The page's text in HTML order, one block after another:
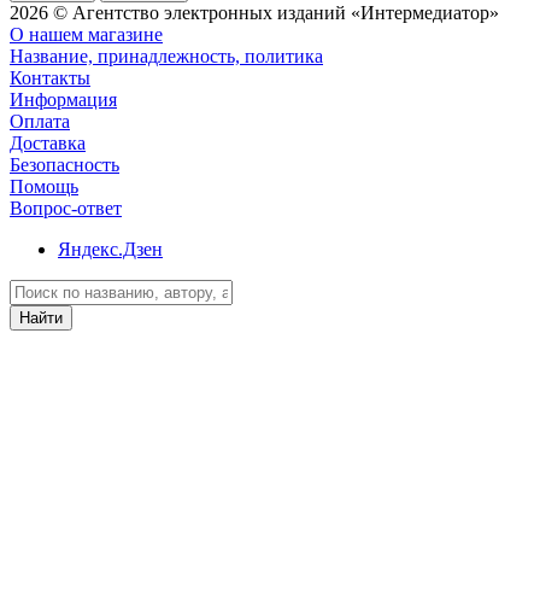
2026 © Агентство электронных изданий «Интермедиатор»
О нашем магазине
Название, принадлежность, политика
Контакты
Информация
Оплата
Доставка
Безопасность
Помощь
Вопрос-ответ
Яндекс.Дзен
Найти